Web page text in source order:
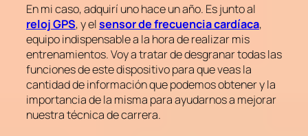
En mi caso, adquirí uno hace un año. Es junto al
reloj GPS, y elsensor de frecuencia cardíaca,
equipo indispensable a la hora de realizar mis
entrenamientos. Voy a tratar de desgranar todas las
funciones de este dispositivo para que veas la
cantidad de información que podemos obtener y la
importancia de la misma para ayudarnos a mejorar
nuestra técnica de carrera.